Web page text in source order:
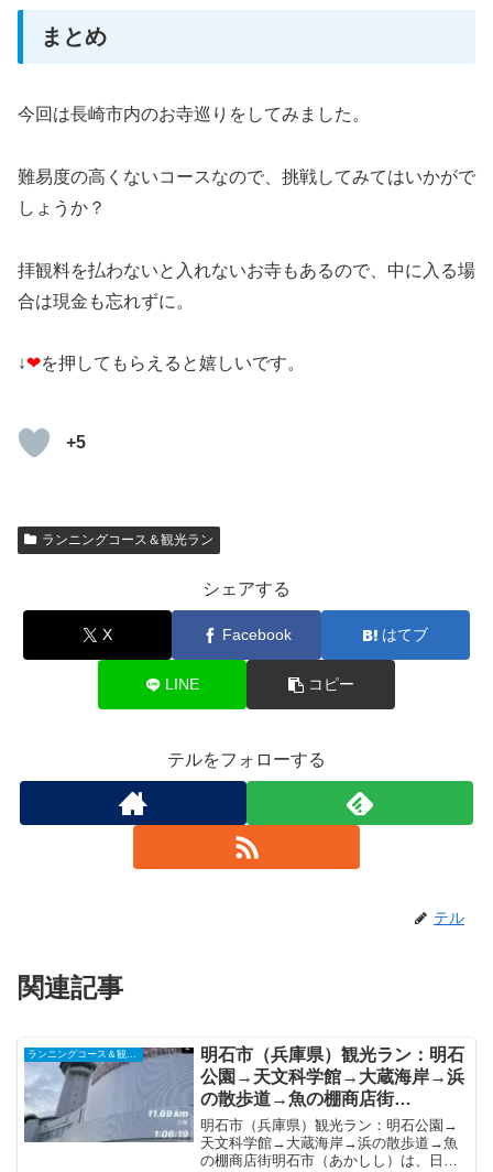
まとめ
今回は長崎市内のお寺巡りをしてみました。
難易度の高くないコースなので、挑戦してみてはいかがで
しょうか？
拝観料を払わないと入れないお寺もあるので、中に入る場
合は現金も忘れずに。
↓❤を押してもらえると嬉しいです。
+5
ランニングコース＆観光ラン
シェアする
X Facebook はてブ
LINE コピー
テルをフォローする
テル
関連記事
明石市（兵庫県）観光ラン：明石
公園→天文科学館→大蔵海岸→浜
の散歩道→魚の棚商店街
（2024/10/28）
明石市（兵庫県）観光ラン：明石公園→
天文科学館→大蔵海岸→浜の散歩道→魚
の棚商店街明石市（あかしし）は、日本